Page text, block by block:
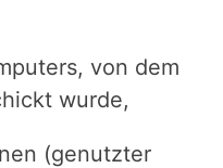
von dem
wurde,
(genutzter